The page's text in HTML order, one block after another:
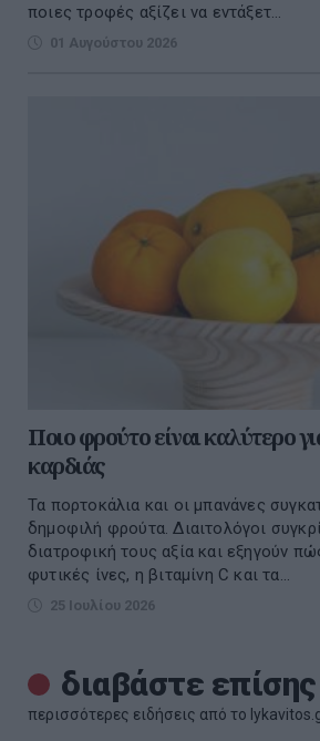
ποιες τροφές αξίζει να εντάξετ...
01 Αυγούστου 2026
Ποιο φρούτο είναι καλύτερο
καρδιάς
Τα πορτοκάλια και οι μπανάνες
δημοφιλή φρούτα. Διαιτολόγοι
διατροφική τους αξία και εξηγούν
φυτικές ίνες, η βιταμίνη C και τα...
25 Ιουλίου 2026
διαβάστε επίσης
περισσότερες ειδήσεις από το